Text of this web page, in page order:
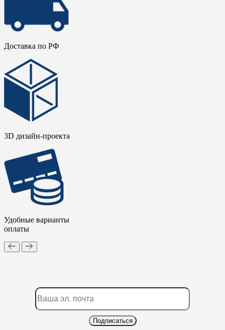
Доставка по РФ
3D дизайн-проекта
Удобные варианты
оплаты
Подписаться